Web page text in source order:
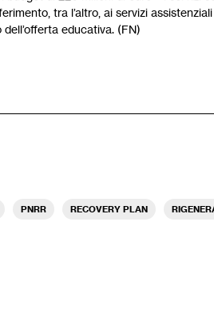
tra l’altro, ai servizi
educativa. (FN)
PNRR RECOVERY PLAN